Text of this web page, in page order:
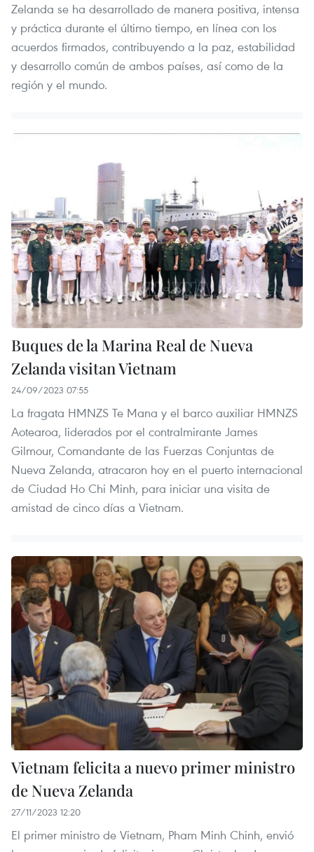
Zelanda se ha desarrollado de manera positiva, intensa
y práctica durante el último tiempo, en línea con los
acuerdos firmados, contribuyendo a la paz, estabilidad
y desarrollo común de ambos países, así como de la
región y el mundo.
Buques de la Marina Real de Nueva
Zelanda visitan Vietnam
24/09/2023 07:55
La fragata HMNZS Te Mana y el barco auxiliar HMNZS
Aotearoa, liderados por el contralmirante James
Gilmour, Comandante de las Fuerzas Conjuntas de
Nueva Zelanda, atracaron hoy en el puerto internacional
de Ciudad Ho Chi Minh, para iniciar una visita de
amistad de cinco días a Vietnam.
Vietnam felicita a nuevo primer ministro
de Nueva Zelanda
27/11/2023 12:20
El primer ministro de Vietnam, Pham Minh Chinh, envió